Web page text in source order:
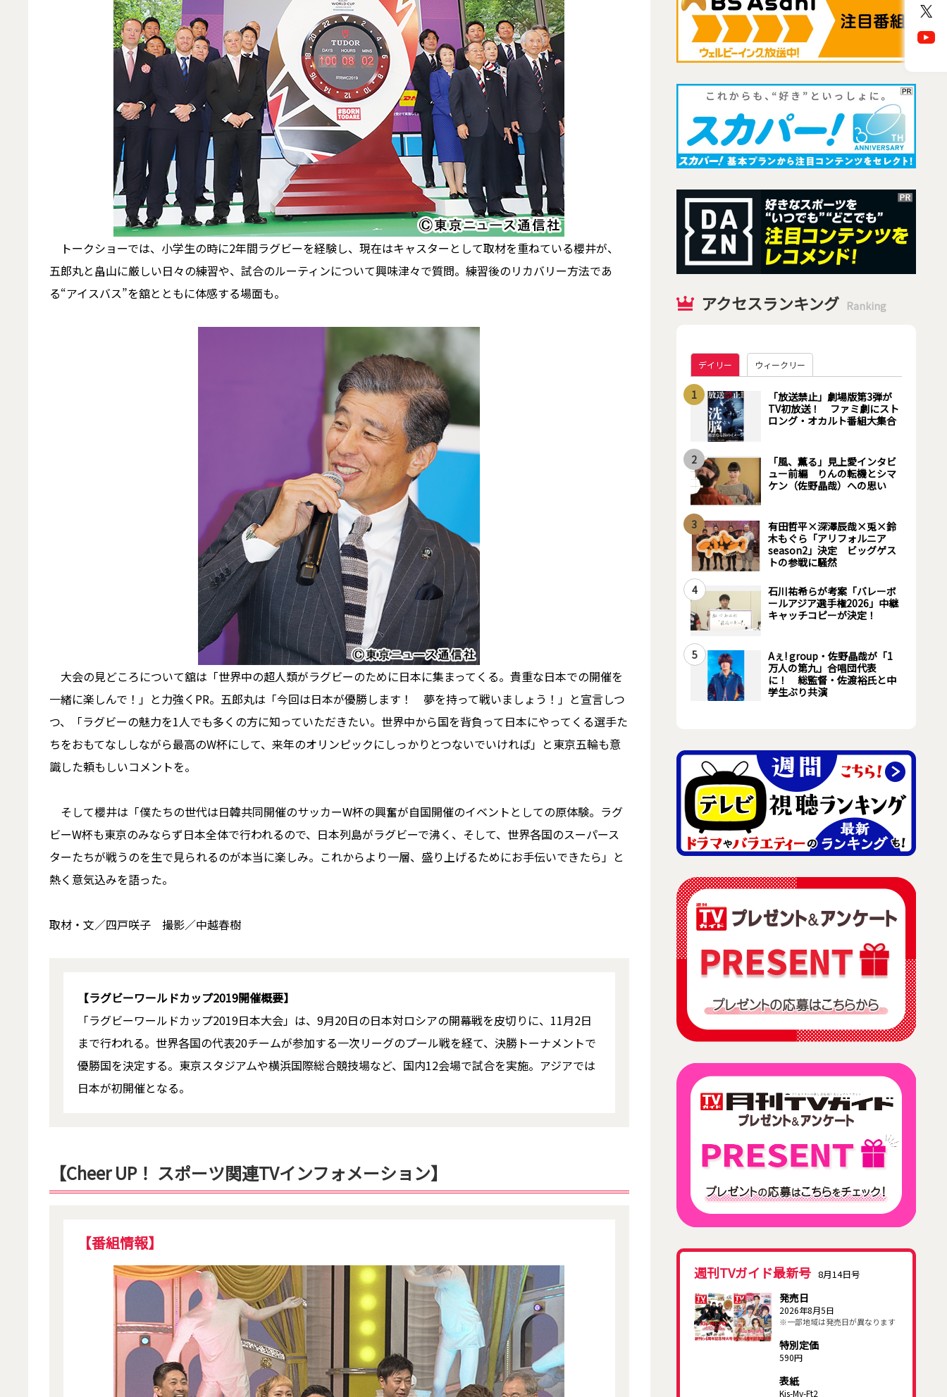
トークショーでは、小学生の時に2年間ラグビーを経験し、現在はキャスターとして取材を重ねている櫻井が、
五郎丸と畠山に厳しい日々の練習や、試合のルーティンについて興味津々で質問。練習後のリカバリー方法であ
る“アイスバス”を舘とともに体感する場面も。
大会の見どころについて舘は「世界中の超人類がラグビーのために日本に集まってくる。貴重な日本での開催を
一緒に楽しんで！」と力強くPR。五郎丸は「今回は日本が優勝します！ 夢を持って戦いましょう！」と宣言しつ
つ、「ラグビーの魅力を1人でも多くの方に知っていただきたい。世界中から国を背負って日本にやってくる選手た
ちをおもてなししながら最高のW杯にして、来年のオリンピックにしっかりとつないでいければ」と東京五輪も意
識した頼もしいコメントを。
そして櫻井は「僕たちの世代は日韓共同開催のサッカーW杯の興奮が自国開催のイベントとしての原体験。ラグ
ビーW杯も東京のみならず日本全体で行われるので、日本列島がラグビーで沸く、そして、世界各国のスーパース
ターたちが戦うのを生で見られるのが本当に楽しみ。これからより一層、盛り上げるためにお手伝いできたら」と
熱く意気込みを語った。
取材・文／四戸咲子 撮影／中越春樹
【ラグビーワールドカップ2019開催概要】
「ラグビーワールドカップ2019日本大会」は、9月20日の日本対ロシアの開幕戦を皮切りに、11月2日
まで行われる。世界各国の代表20チームが参加する一次リーグのプール戦を経て、決勝トーナメントで
優勝国を決定する。東京スタジアムや横浜国際総合競技場など、国内12会場で試合を実施。アジアでは
日本が初開催となる。
【Cheer UP！ スポーツ関連TVインフォメーション】
【番組情報】
アクセスランキング Ranking
デイリー ウィークリー
1
「放送禁止」劇場版第3弾が
TV初放送！ ファミ劇にスト
ロング・オカルト番組大集合
2
「風、薫る」見上愛インタビ
ュー前編 りんの転機とシマ
ケン（佐野晶哉）への思い
3
有田哲平×深澤辰哉×兎×鈴
木もぐら「アリフォルニア
season2」決定 ビッグゲス
トの参戦に騒然
4
石川祐希らが考案「バレーボ
ールアジア選手権2026」中継
キャッチコピーが決定！
5
Aぇ! group・佐野晶哉が「1
万人の第九」合唱団代表
に！ 総監督・佐渡裕氏と中
学生ぶり共演
週刊TVガイド最新号 8月14日号
発売日
2026年8月5日
※一部地域は発売日が異なります
特別定価
590円
表紙
Kis-My-Ft2